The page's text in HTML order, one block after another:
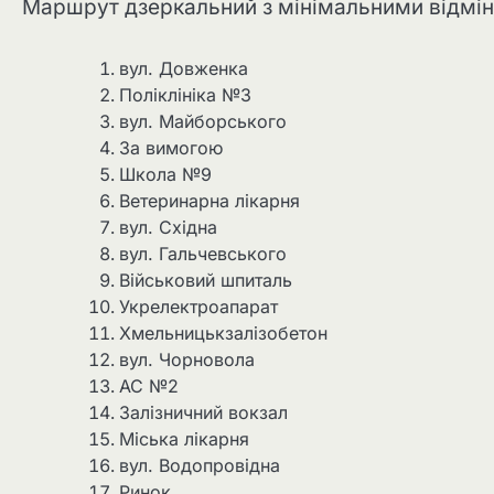
Маршрут дзеркальний з мінімальними
вул. Довженка
Поліклініка №3
вул. Майборського
За вимогою
Школа №9
Ветеринарна лікарня
вул. Східна
вул. Гальчевського
Військовий шпиталь
Укрелектроапарат
Хмельницькзалізобетон
вул. Чорновола
АС №2
Залізничний вокзал
Міська лікарня
вул. Водопровідна